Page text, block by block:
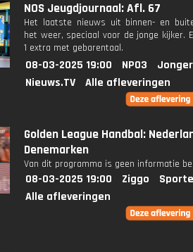
NOS Jeugdjournaal: Afl. 67
Het laatste nieuws uit binnen- en
het weer, speciaal voor de jonge kijker.
1 extra met gebarentaal.
08-03-2025 19:00 NPO3
Nieuws.TV
Alle afleveringen
Golden League Handbal:
Denemarken
Van dit programma is geen informatie
08-03-2025 19:00 Ziggo
Alle afleveringen